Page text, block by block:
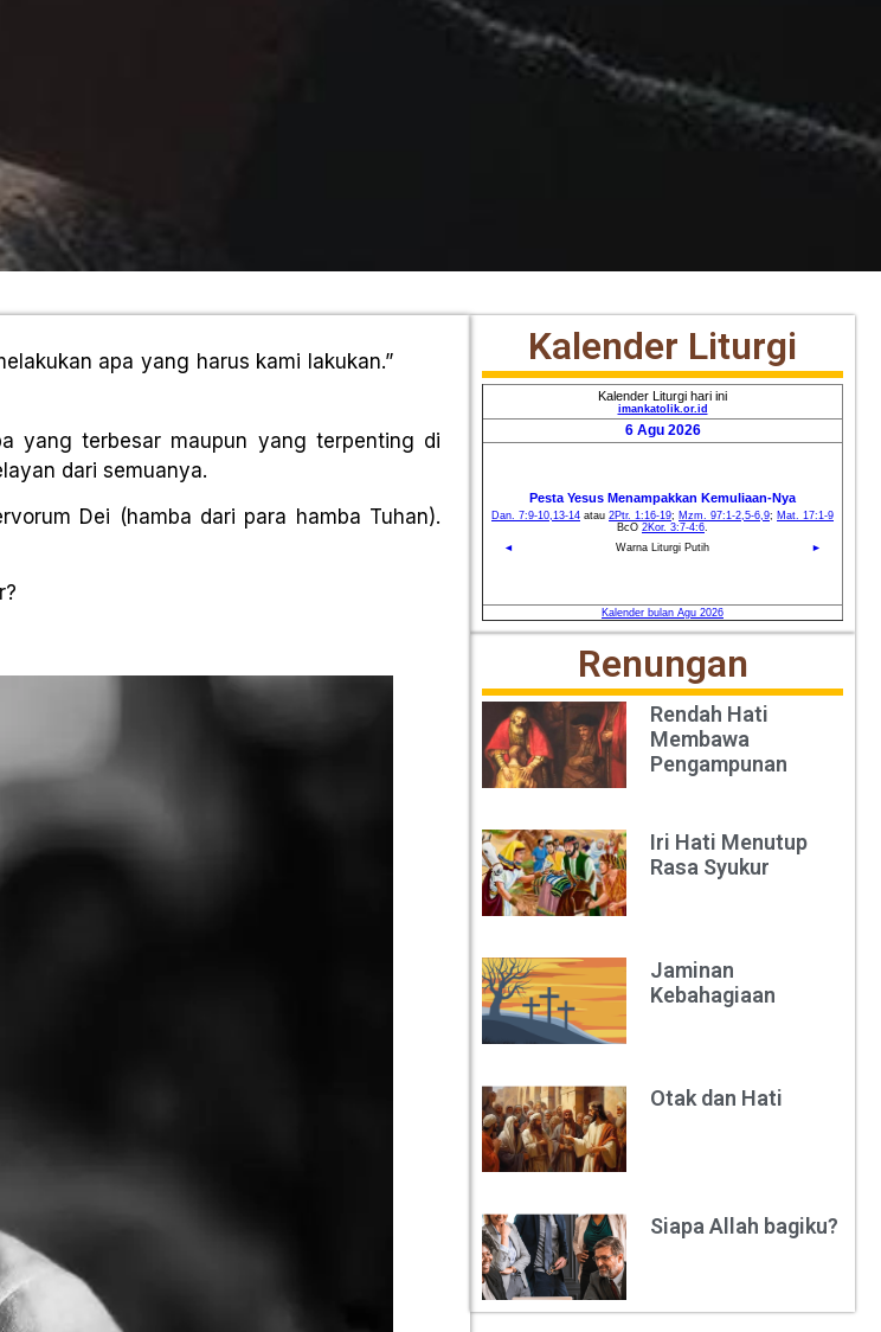
apa yang harus kami lakukan.”
yang terbesar maupun yang terpenting di
dari semuanya.
Dei (hamba dari para hamba Tuhan).
Kalender Liturgi
Renungan
Rendah Hati
Membawa
Pengampunan
Iri Hati Menutup
Rasa Syukur
Jaminan
Kebahagiaan
Otak dan Hati
Siapa Allah bagiku?